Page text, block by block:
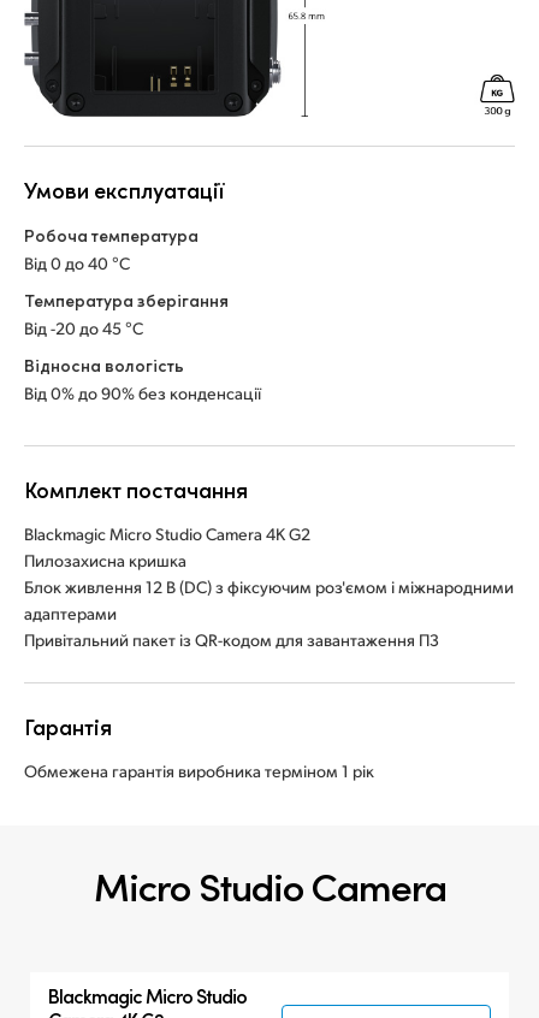
Умови експлуатації
Робоча температура
Від 0 до 40 °C
Температура зберігання
Від -20 до 45 °C
Відносна вологість
Від 0% до 90% без конденсації
Комплект постачання
Blackmagic Micro Studio Camera 4K G2
Пилозахисна кришка
Блок живлення 12 В (DC) з фіксуючим роз'ємом і міжнародними
адаптерами
Привітальний пакет із QR-кодом для завантаження ПЗ
Гарантія
Обмежена гарантія виробника терміном 1 рік
Micro Studio Camera
BlackmagicMicroStudio